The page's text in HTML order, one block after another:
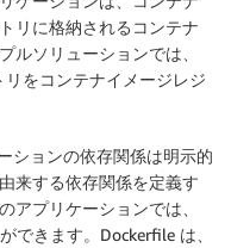
リに格納されるコンテナ
ルソリューションでは、
をコンテナイメージレジ
ションの依存関係は明示的
来する依存関係を定義す
アプリケーションでは、
できます。Dockerfile は、